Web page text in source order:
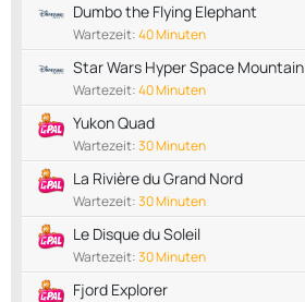
Dumbo the Flying Elephant
Wartezeit:40 Minuten
Star Wars Hyper Space Mountain
Wartezeit:40 Minuten
Yukon Quad
Wartezeit:30 Minuten
La Rivière du Grand Nord
Wartezeit:30 Minuten
Le Disque du Soleil
Wartezeit:30 Minuten
Fjord Explorer